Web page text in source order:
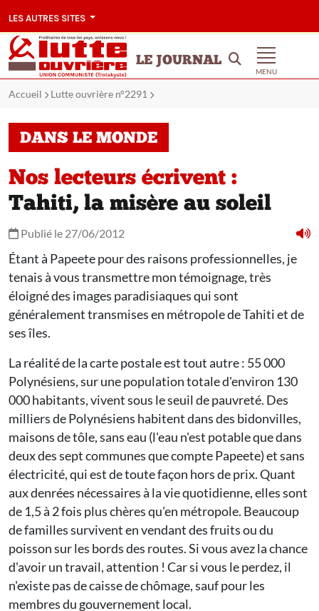
LES AUTRES SITES
LE JOURNAL
MENU
Accueil Lutte ouvrière n°2291
DANS LE MONDE
Nos lecteurs écrivent :
Tahiti, la misère au soleil
Publié le 27/06/2012
Étant à Papeete pour des raisons professionnelles, je
tenais à vous transmettre mon témoignage, très
éloigné des images paradisiaques qui sont
généralement transmises en métropole de Tahiti et de
ses îles.
La réalité de la carte postale est tout autre : 55 000
Polynésiens, sur une population totale d'environ 130
000 habitants, vivent sous le seuil de pauvreté. Des
milliers de Polynésiens habitent dans des bidonvilles,
maisons de tôle, sans eau (l'eau n'est potable que dans
deux des sept communes que compte Papeete) et sans
électricité, qui est de toute façon hors de prix. Quant
aux denrées nécessaires à la vie quotidienne, elles sont
de 1,5 à 2 fois plus chères qu'en métropole. Beaucoup
de familles survivent en vendant des fruits ou du
poisson sur les bords des routes. Si vous avez la chance
d'avoir un travail, attention ! Car si vous le perdez, il
n'existe pas de caisse de chômage, sauf pour les
membres du gouvernement local.